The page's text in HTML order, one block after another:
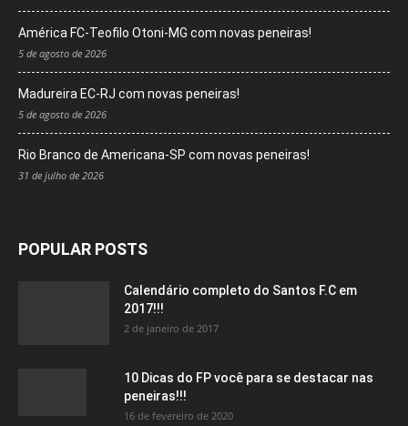
América FC-Teofilo Otoni-MG com novas peneiras!
5 de agosto de 2026
Madureira EC-RJ com novas peneiras!
5 de agosto de 2026
Rio Branco de Americana-SP com novas peneiras!
31 de julho de 2026
POPULAR POSTS
Calendário completo do Santos F.C em
2017!!!
2 de janeiro de 2017
10 Dicas do FP você para se destacar nas
peneiras!!!
16 de fevereiro de 2020